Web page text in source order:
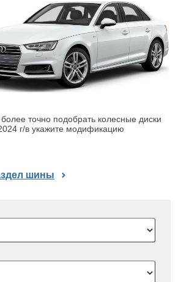
точно подобрать колесные диски
г/в укажите модификацию
шины